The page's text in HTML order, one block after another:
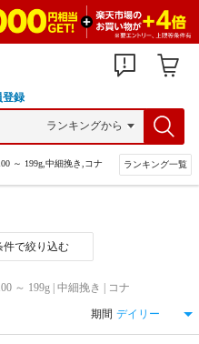
登録
～ 199g,中細挽き,コナ ランキング一覧
件で絞り込む
～ 199g | 中細挽き | コナ
期間